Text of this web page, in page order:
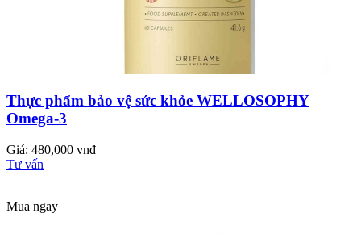
Thực phẩm bảo vệ sức khỏe WELLOSOPHY
Omega-3
Giá: 480,000 vnđ
Tư vấn
Mua ngay